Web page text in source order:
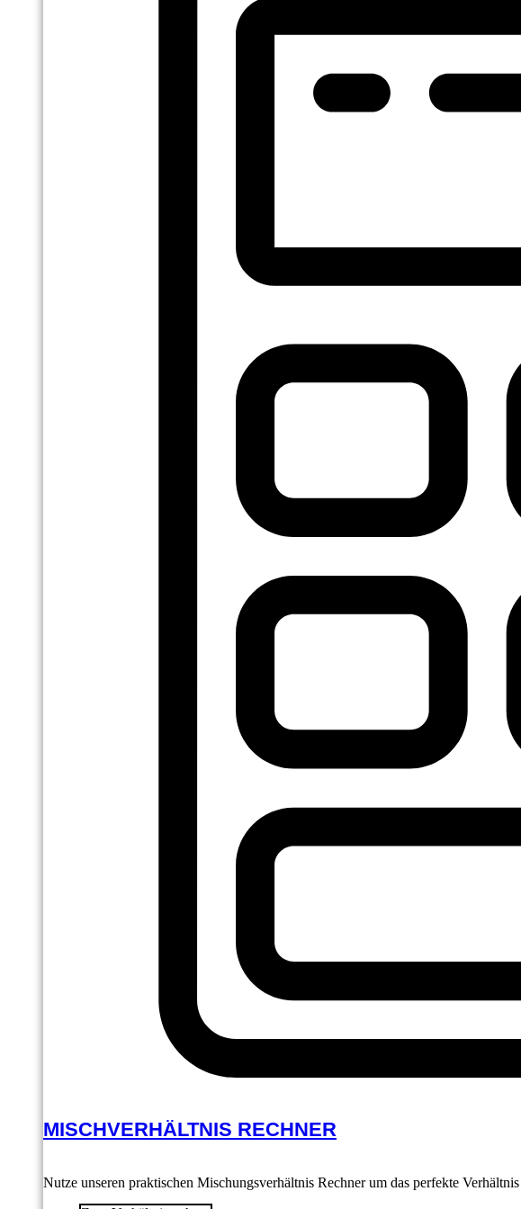
MISCHVERHÄLTNIS RECHNER
Nutze unseren praktischen Mischungsverhältnis Rechner um das perfekte